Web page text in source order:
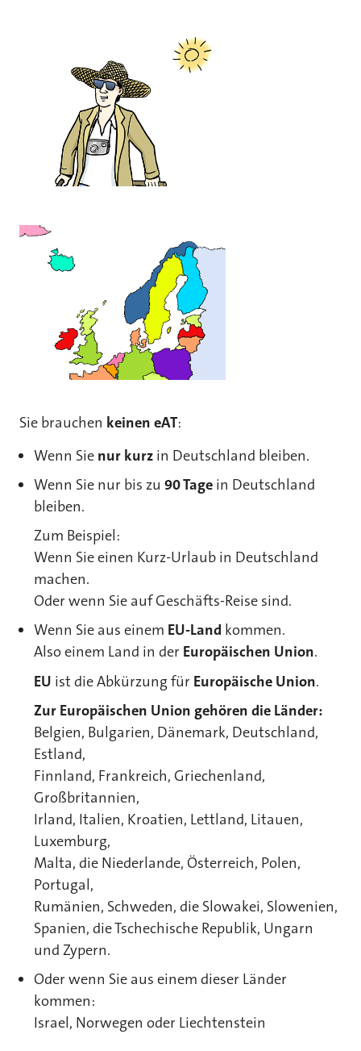
Sie brauchen keinen eAT:
Wenn Sie nur kurz in Deutschland bleiben.
Wenn Sie nur bis zu90 Tage in Deutschland
bleiben.
Zum Beispiel:
Wenn Sie einen Kurz-Urlaub in Deutschland
machen.
Oder wenn Sie auf Geschäfts-Reise sind.
Wenn Sie aus einem EU-Land kommen.
Also einem Land in der Europäischen Union.
EU ist die Abkürzung für Europäische Union.
Zur Europäischen Union gehören die Länder:
Belgien, Bulgarien, Dänemark, Deutschland,
Estland,
Finnland, Frankreich, Griechenland,
Großbritannien,
Irland, Italien, Kroatien, Lettland, Litauen,
Luxemburg,
Malta, die Niederlande, Österreich, Polen,
Portugal,
Rumänien, Schweden, die Slowakei, Slowenien,
Spanien, die Tschechische Republik, Ungarn
und Zypern.
Oder wenn Sie aus einem dieser Länder
kommen:
Israel, Norwegen oder Liechtenstein